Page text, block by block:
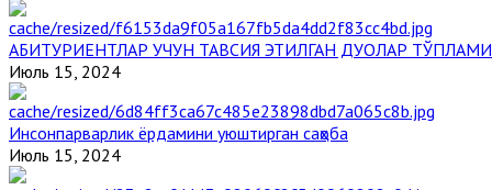
АБИТУРИЕНТЛАР УЧУН ТАВСИЯ ЭТИЛГАН ДУОЛАР ТЎПЛАМИ
Июль 15, 2024
Инсонпарварлик ёрдамини уюштирган саҳоба
Июль 15, 2024